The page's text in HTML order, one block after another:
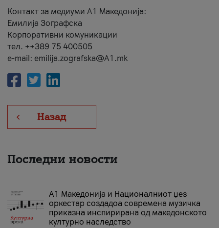
Контакт за медиуми А1 Македонија:
Емилија Зографска
Корпоративни комуникации
тел. ++389 75 400505
e-mail: emilija.zografska@A1.mk
Назад
Последни новости
А1 Македонија и Националниот џез
оркестар создадоа современа музичка
приказна инспирирана од македонското
културно наследство